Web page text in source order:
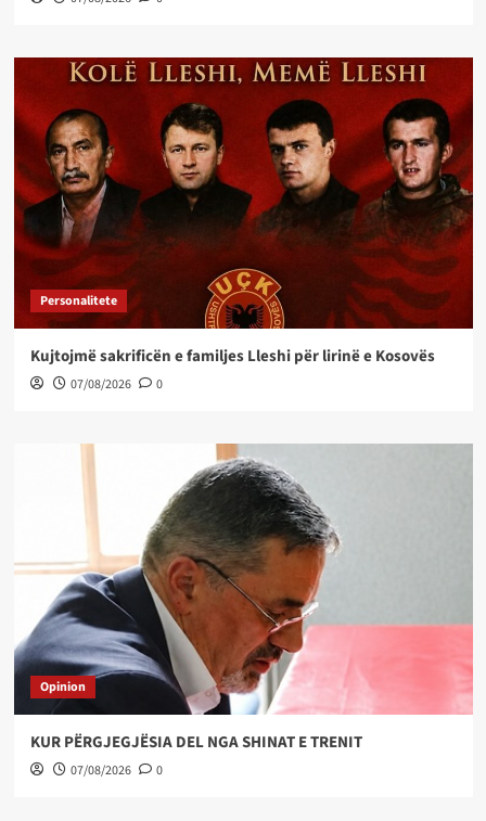
Personalitete
Kujtojmë sakrificën e familjes Lleshi për lirinë e Kosovës
07/08/2026 0
Opinion
KUR PËRGJEGJËSIA DEL NGA SHINAT E TRENIT
07/08/2026 0